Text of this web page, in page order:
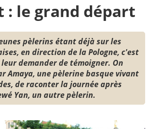
M.
Garicoïts
Maison St
Antoine
École de la
foi
R.E. de
: le grand départ
pèlerins étant déjà sur les
en direction de la Pologne, c'est
demander de témoigner. On
Amaya, une pèlerine basque vivant
de raconter la journée après
Yan, un autre pèlerin.